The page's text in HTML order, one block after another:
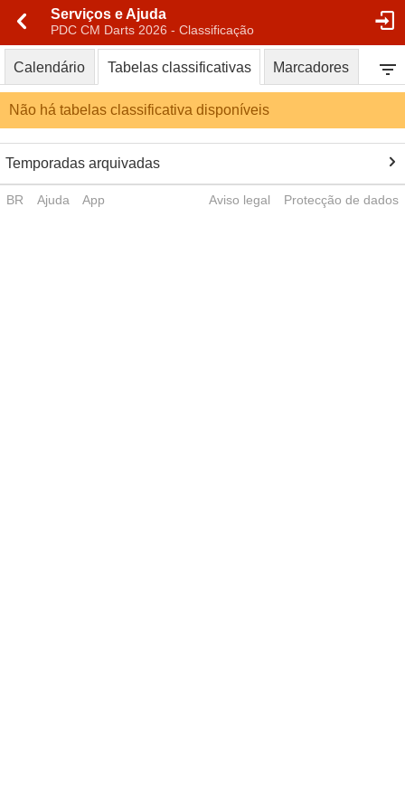
Serviços e Ajuda
PDC CM Darts 2026 - Classificação
Calendário Tabelas classificativas Marcadores
Não há tabelas classificativa disponíveis
Temporadas arquivadas
BR Ajuda App Aviso legal Protecção de dados